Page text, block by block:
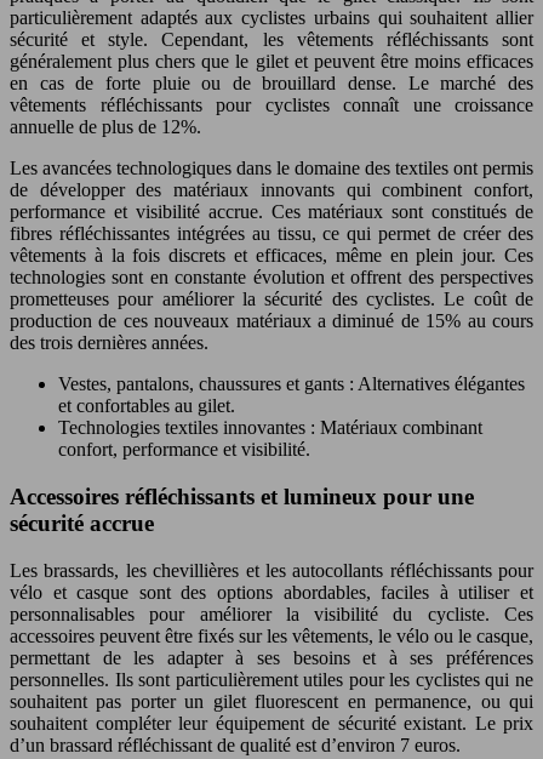
particulièrement adaptés aux cyclistes urbains qui souhaitent allier
sécurité et style. Cependant, les vêtements réfléchissants sont
généralement plus chers que le gilet et peuvent être moins efficaces
en cas de forte pluie ou de brouillard dense. Le marché des
vêtements réfléchissants pour cyclistes connaît une croissance
annuelle de plus de 12%.
Les avancées technologiques dans le domaine des textiles ont permis
de développer des matériaux innovants qui combinent confort,
performance et visibilité accrue. Ces matériaux sont constitués de
fibres réfléchissantes intégrées au tissu, ce qui permet de créer des
vêtements à la fois discrets et efficaces, même en plein jour. Ces
technologies sont en constante évolution et offrent des perspectives
prometteuses pour améliorer la sécurité des cyclistes. Le coût de
production de ces nouveaux matériaux a diminué de 15% au cours
des trois dernières années.
Vestes, pantalons, chaussures et gants : Alternatives élégantes
et confortables au gilet.
Technologies textiles innovantes : Matériaux combinant
confort, performance et visibilité.
Accessoires réfléchissants et lumineux pour une
sécurité accrue
Les brassards, les chevillières et les autocollants réfléchissants pour
vélo et casque sont des options abordables, faciles à utiliser et
personnalisables pour améliorer la visibilité du cycliste. Ces
accessoires peuvent être fixés sur les vêtements, le vélo ou le casque,
permettant de les adapter à ses besoins et à ses préférences
personnelles. Ils sont particulièrement utiles pour les cyclistes qui ne
souhaitent pas porter un gilet fluorescent en permanence, ou qui
souhaitent compléter leur équipement de sécurité existant. Le prix
d’un brassard réfléchissant de qualité est d’environ 7 euros.